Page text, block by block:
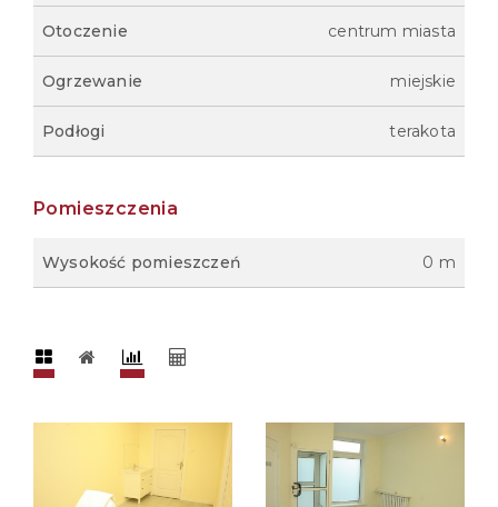
Otoczenie centrum miasta
Ogrzewanie miejskie
Podłogi terakota
Pomieszczenia
Wysokość pomieszczeń 0 m